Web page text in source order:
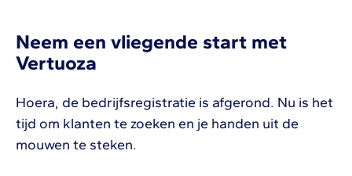
Neem een vliegende start met
Vertuoza
Hoera, de bedrijfsregistratie is afgerond. Nu is het
tijd om klanten te zoeken en je handen uit de
mouwen te steken.